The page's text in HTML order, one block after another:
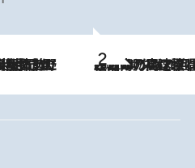
2026.8.7
「湘南乃風に憧れて」観客大盛上がりの“タオル回し”に、ラッパー顔負けの高速歌唱まで…さだまさし（74）のアグレッシブすぎる現在地